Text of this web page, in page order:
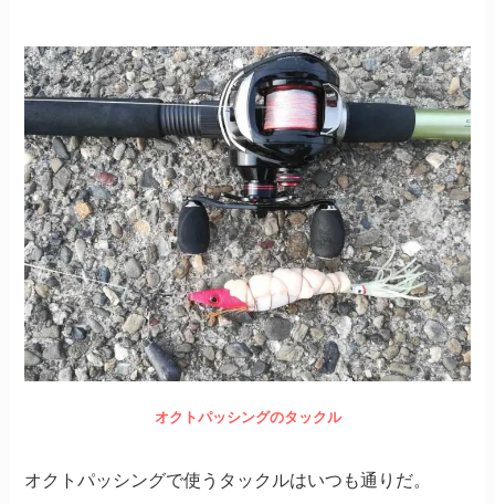
オクトパッシングのタックル
オクトパッシングで使うタックルはいつも通りだ。